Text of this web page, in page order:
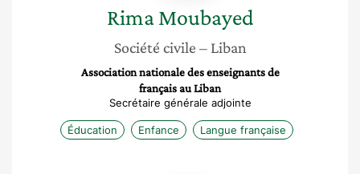
Rima Moubayed
Société civile – Liban
Association nationale des enseignants de
français au Liban
Secrétaire générale adjointe
Éducation Enfance Langue française